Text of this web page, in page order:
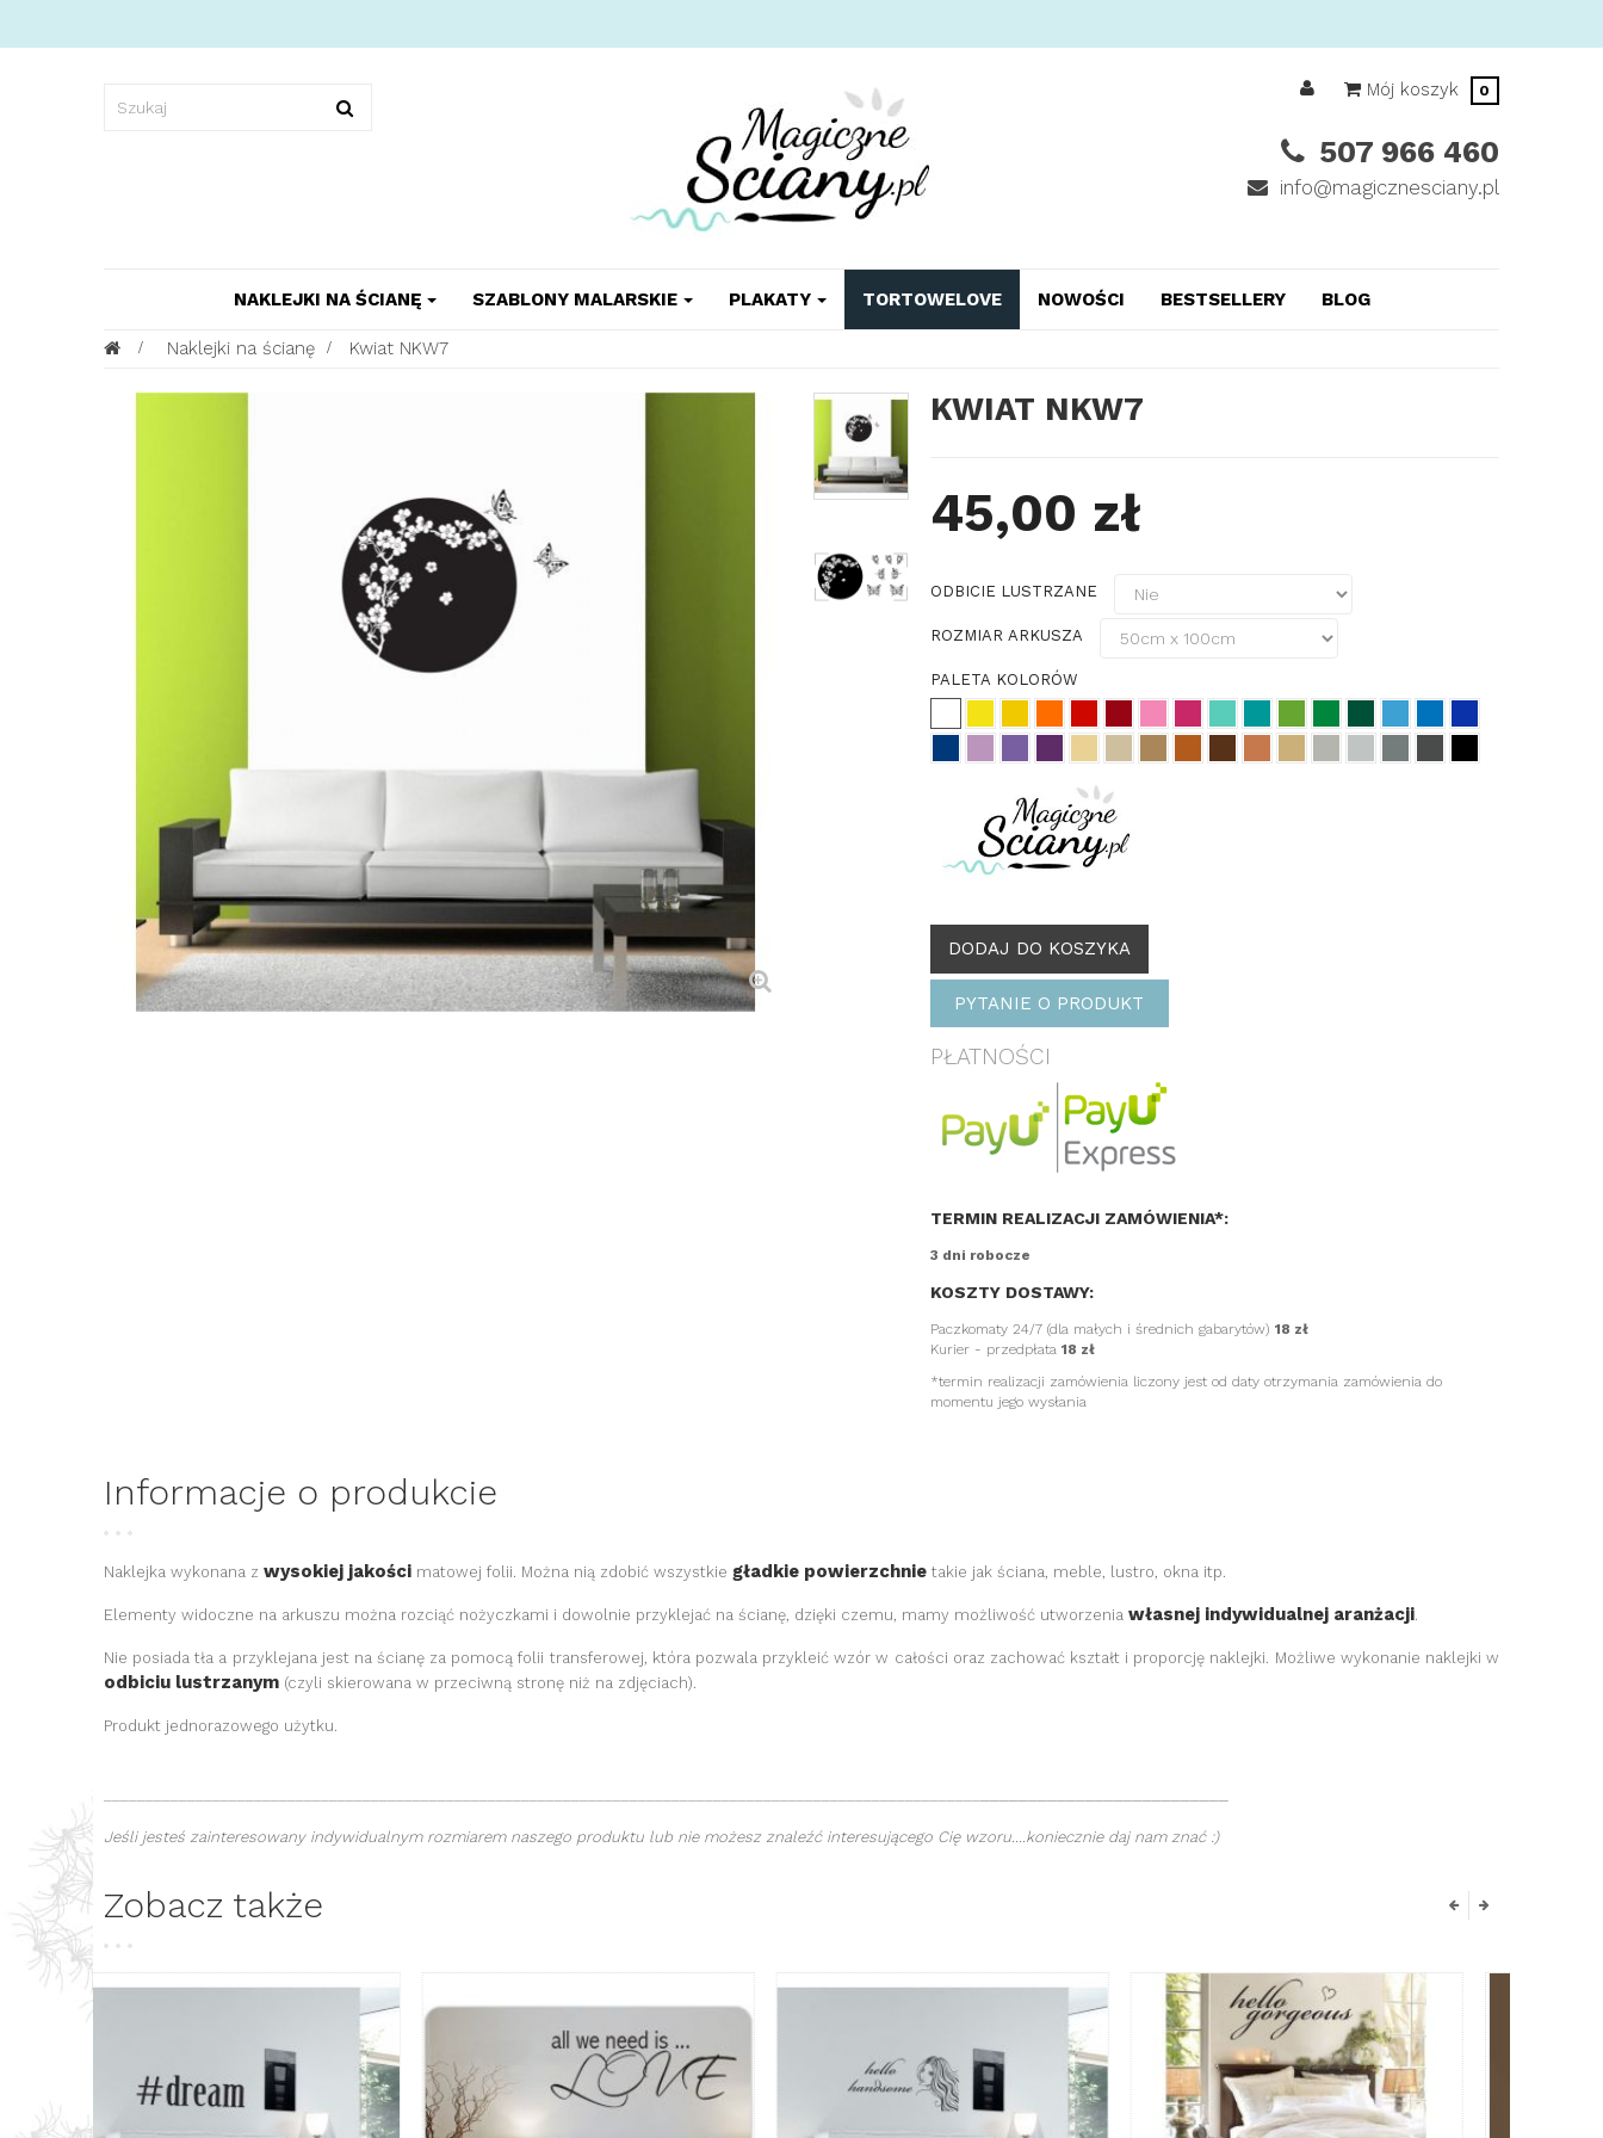
Mój koszyk 0
507 966 460
info@magicznesciany.pl
NAKLEJKI NA ŚCIANĘ SZABLONY MALARSKIE PLAKATY TORTOWELOVE NOWOŚCI BESTSELLERY BLOG
> Naklejki na ścianę > Kwiat NKW7
KWIAT NKW7
45,00 zł
ODBICIE LUSTRZANE
ROZMIAR ARKUSZA
PALETA KOLORÓW
DODAJ DO KOSZYKA
PYTANIE O PRODUKT
PŁATNOŚCI
TERMIN REALIZACJI ZAMÓWIENIA*:
3 dni robocze
KOSZTY DOSTAWY:
Paczkomaty 24/7 (dla małych i średnich gabarytów) 18 zł
Kurier - przedpłata 18 zł
*termin realizacji zamówienia liczony jest od daty otrzymania zamówienia do
momentu jego wysłania
Informacje o produkcie
Naklejka wykonana z wysokiej jakości matowej folii. Można nią zdobić wszystkie gładkie powierzchnie takie jak ściana, meble, lustro, okna itp.
Elementy widoczne na arkuszu można rozciąć nożyczkami i dowolnie przyklejać na ścianę, dzięki czemu, mamy możliwość utworzenia własnej indywidualnej aranżacji.
Nie posiada tła a przyklejana jest na ścianę za pomocą folii transferowej, która pozwala przykleić wzór w całości oraz zachować kształt i proporcję naklejki. Możliwe wykonanie naklejki w
odbiciu lustrzanym (czyli skierowana w przeciwną stronę niż na zdjęciach).
Produkt jednorazowego użytku.
Jeśli jesteś zainteresowany indywidualnym rozmiarem naszego produktu lub nie możesz znaleźć interesującego Cię wzoru....koniecznie daj nam znać :)
Zobacz także